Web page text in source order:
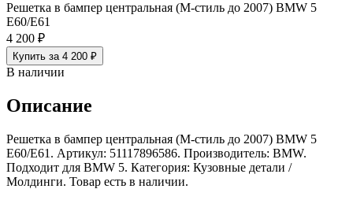
Решетка в бампер центральная (М-стиль до 2007) BMW 5
E60/E61
4 200 ₽
Купить за 4 200 ₽
В наличии
Описание
Решетка в бампер центральная (М-стиль до 2007) BMW 5
E60/E61. Артикул: 51117896586. Производитель: BMW.
Подходит для BMW 5. Категория: Кузовные детали /
Молдинги. Товар есть в наличии.